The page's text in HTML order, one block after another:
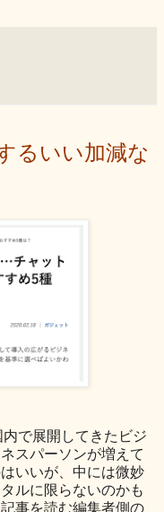
るいい加減な
で展開してきたビジ
スパーソンが増えて
いいが、中には微妙
ルに限らないのかも
事を読む編集者側の